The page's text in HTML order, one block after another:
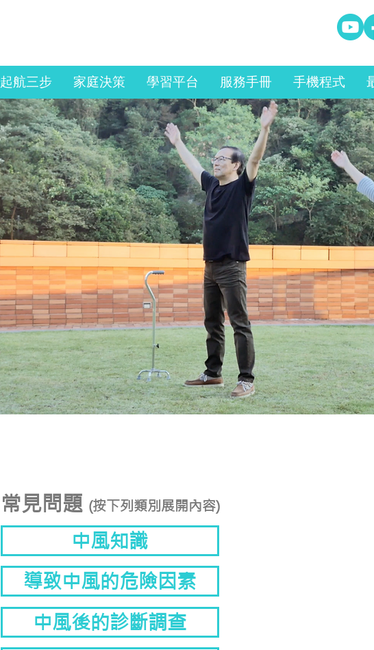
Reserved.
起航三步 家庭決策 學習平台 服務手冊 手機程式
常見問題 (按下列類別展開內容)
中風知識
導致中風的危險因素
中風後的診斷調查